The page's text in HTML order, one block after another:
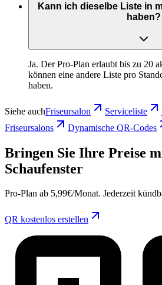
Kann ich dieselbe Liste in
haben?
Ja. Der Pro-Plan erlaubt bis zu 20
können eine andere Liste pro
haben.
Siehe auchFriseursalon Serviceliste
Friseursalons
Dynamische QR-Codes
Bringen Sie Ihre Preise
Schaufenster
Pro-Plan ab 5,99€/Monat. Jederzeit
QR kostenlos erstellen